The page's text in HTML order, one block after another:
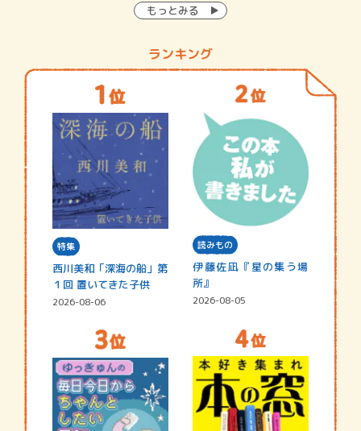
もっとみる
ランキング
特集
西川美和「深海の船」第
１回 置いてきた子供
2026-08-06
読みもの
伊藤佐凪『星の集う場
所』
2026-08-05